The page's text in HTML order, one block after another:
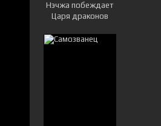
Нэчжа побеждает
Царя драконов